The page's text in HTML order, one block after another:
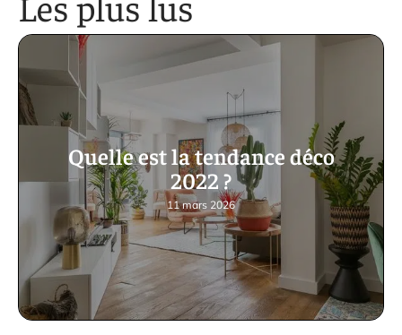
Quelle est la tendance déco
2022 ?
11 mars 2026